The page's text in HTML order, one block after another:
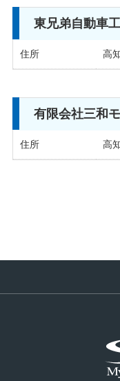
東兄弟自動車
住所 高
有限会社三和
住所 高